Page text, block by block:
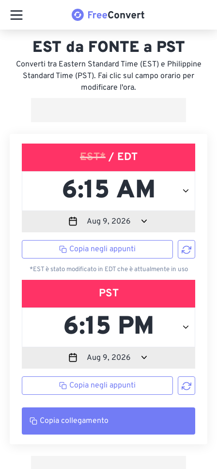
EST da FONTE a PST
Converti tra Eastern Standard Time (EST) e Philippine
Standard Time (PST). Fai clic sul campo orario per
modificare l'ora.
EST*/ EDT
Copia negli appunti
*EST è stato modificato in EDT che è attualmente in uso
PST
Copia negli appunti
Copia collegamento